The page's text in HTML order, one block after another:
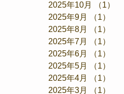
2025年10月
（1）
2025年9月
（1）
2025年8月
（1）
2025年7月
（1）
2025年6月
（1）
2025年5月
（1）
2025年4月
（1）
2025年3月
（1）